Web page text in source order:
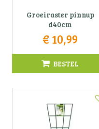
Groeiraster pinnup
d40cm
€ 10,99
BESTEL